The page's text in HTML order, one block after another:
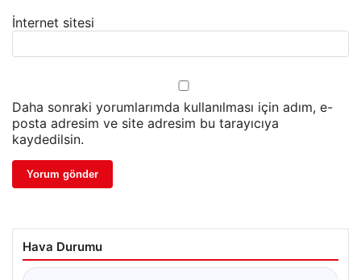
İnternet sitesi
Daha sonraki yorumlarımda kullanılması için adım, e-
posta adresim ve site adresim bu tarayıcıya
kaydedilsin.
Hava Durumu